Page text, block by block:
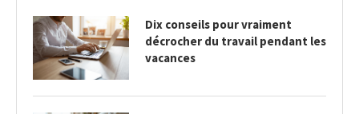
Dix conseils pour vraiment
décrocher du travail pendant les
vacances